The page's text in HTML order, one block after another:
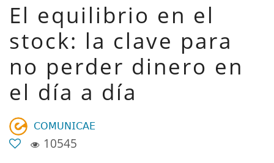
El equilibrio en el
stock: la clave para
no perder dinero en
el día a día
𝖢𝖮𝖬𝖴𝖭𝖨𝖢𝖠𝖤
10545